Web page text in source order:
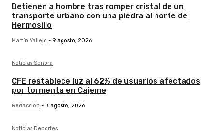
Detienen a hombre tras romper cristal de un
transporte urbano con una piedra al norte de
Hermosillo
Martín Vallejo - 9 agosto, 2026
Noticias Sonora
CFE restablece luz al 62% de usuarios afectados
por tormenta en Cajeme
Redacción - 8 agosto, 2026
Noticias Deportes